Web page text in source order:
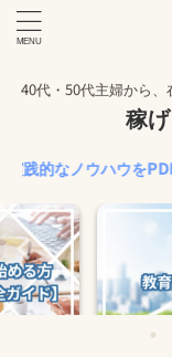
40代・50代主婦から
稼
ウハウをPDFでプレ